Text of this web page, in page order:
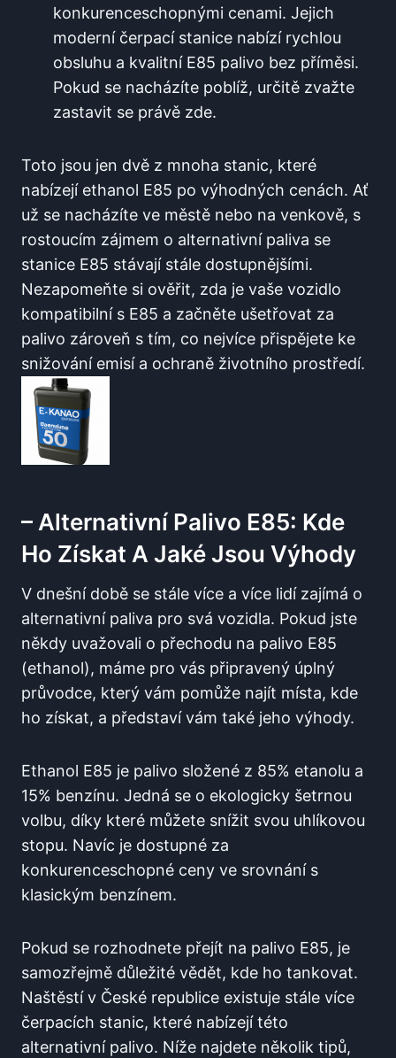
konkurenceschopnými cenami. ⁣Jejich
moderní⁤ čerpací ‍stanice nabízí rychlou
obsluhu a kvalitní E85 palivo bez příměsi.
Pokud se nacházíte poblíž, určitě⁣ zvažte
zastavit​ se právě⁣ zde.
Toto jsou​ jen dvě z ⁣mnoha stanic,⁣ které
nabízejí ethanol E85 po výhodných cenách.‌ Ať
už ‌se nacházíte ve‌ městě nebo na⁢ venkově, s
rostoucím‍ zájmem o ​alternativní paliva ​se
⁣stanice E85 stávají stále dostupnějšími. ​
Nezapomeňte si ověřit, zda je vaše vozidlo
kompatibilní​ s E85 a začněte ušetřovat za
palivo zároveň s ⁣tím, ‌co nejvíce přispějete ke
snižování emisí ⁤a⁤ ochraně životního prostředí.
– Alternativní Palivo ‍E85: Kde
Ho Získat A ⁤jaké Jsou Výhody
V dnešní ‍době ⁣se stále ⁤více a více lidí zajímá o
alternativní paliva‍ pro svá ⁢vozidla. Pokud jste
‌někdy⁣ uvažovali‌ o přechodu na palivo‌ E85⁤
(ethanol), máme⁣ pro vás připravený úplný
průvodce, který vám pomůže‌ najít⁣ místa, kde
ho‌ získat,​ a představí⁣ vám také ⁣jeho výhody.
Ethanol⁤ E85 je ‌palivo složené z 85% etanolu a
15% benzínu. Jedná se‌ o ekologicky šetrnou
volbu, díky ​které můžete snížit svou uhlíkovou⁢
stopu. Navíc je dostupné za
konkurenceschopné ⁣ceny ve srovnání s
klasickým benzínem.
Pokud⁢ se⁣ rozhodnete⁣ přejít ​na palivo E85, je
⁤samozřejmě⁢ důležité vědět, kde ho‍ tankovat.
Naštěstí v České‌ republice existuje stále více
čerpacích stanic, které ‌nabízejí této
alternativní palivo. Níže⁤ najdete několik tipů,